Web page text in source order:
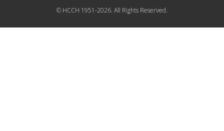
© HCCH 1951-2026. All Rights Reserved.